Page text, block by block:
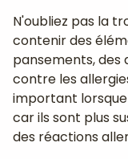
N'oubliez pas la
contenir des
pansements, des
contre les
important
car ils sont plus
des réactions